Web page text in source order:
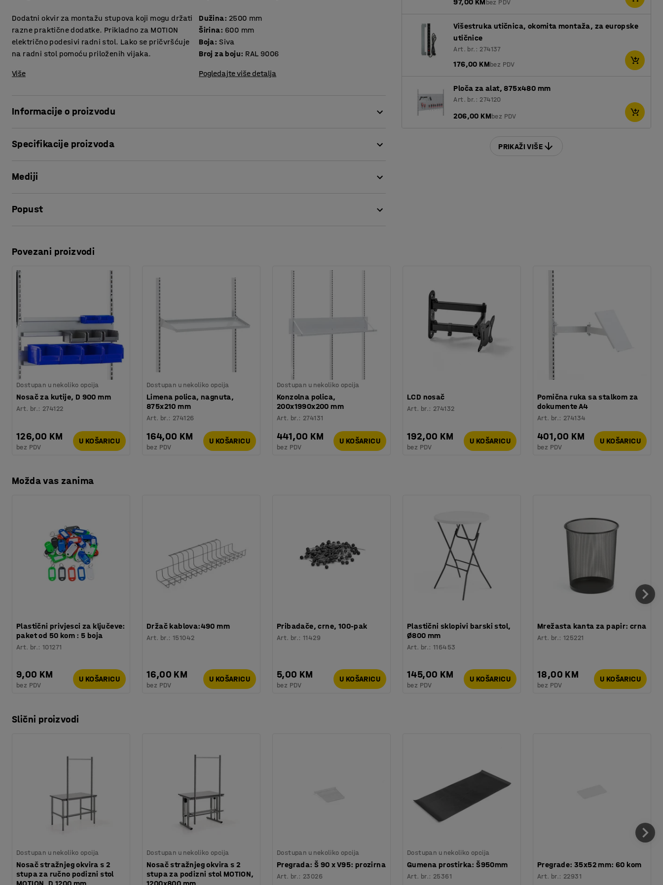
Dodatni okvir za montažu stupova koji mogu držati
razne praktične dodatke. Prikladno za MOTION
električno podesivi radni stol. Lako se pričvršćuje
na radni stol pomoću priloženih vijaka.
Više
Dužina: 2500 mm
Širina: 600 mm
Boja: Siva
Broj za boju: RAL 9006
Pogledajte više detalja
Informacije o proizvodu
Okvir dolazi s tri perforirana stupa za razne dodatke kao što su police, ploče za alat, rasvjetna tijela i sl.
Specifikacije proizvoda
Širina:
Materijal
Mediji
Popust
Preuzmite upute za održavanjen
Preuzmite upute za montažu
Preuzmite upute za montažu
Preuzmite upute za montažu
bez PDV
Višestruka utičnica, okomita montaža, za europske
utičnice
Art. br.: 274137
176,00 KMbez PDV
Ploča za alat, 875x480 mm
Art. br.: 274120
206,00 KMbez PDV
PRIKAŽI VIŠE
Povezani proizvodi
Dostupan u nekoliko opcija
Nosač za kutije, D 900 mm
Art. br.: 274122
126,00 KM
bez PDV
U KOŠARICU
Dostupan u nekoliko opcija
Limena polica, nagnuta,
875x210 mm
Art. br.: 274126
164,00 KM
bez PDV
U KOŠARICU
Dostupan u nekoliko opcija
Konzolna polica,
200x1990x200 mm
Art. br.: 274131
441,00 KM
bez PDV
U KOŠARICU
LCD nosač
Art. br.: 274132
192,00 KM
bez PDV
U KOŠARICU
Pomična ruka sa stalkom za
dokumente A4
Art. br.: 274134
401,00 KM
bez PDV
U KOŠARICU
Možda vas zanima
Plastični privjesci za ključeve:
paket od 50 kom : 5 boja
Art. br.:101271
9,00 KM
bez PDV
U KOŠARICU
Držač kablova:490 mm
Art. br.:151042
16,00 KM
bez PDV
U KOŠARICU
Pribadače, crne, 100-pak
Art. br.:11429
5,00 KM
bez PDV
U KOŠARICU
Plastični sklopivi barski stol,
Ø800 mm
Art. br.:116453
145,00 KM
bez PDV
U KOŠARICU
Mrežasta kanta za papir: crna
Art. br.:125221
18,00 KM
bez PDV
U KOŠARICU
Slični proizvodi
Dostupan u nekoliko opcija
Nosač stražnjeg okvira s 2
stupa za ručno podizni stol
MOTION, D 1200 mm
Dostupan u nekoliko opcija
Nosač stražnjeg okvira s 2
stupa za podizni stol MOTION,
1200x800 mm
Dostupan u nekoliko opcija
Pregrada: Š 90 x V95: prozirna
Art. br.: 23026
Dostupan u nekoliko opcija
Gumena prostirka: Š950mm
Art. br.: 25361
Pregrade: 35x52 mm: 60 kom
Art. br.: 22931